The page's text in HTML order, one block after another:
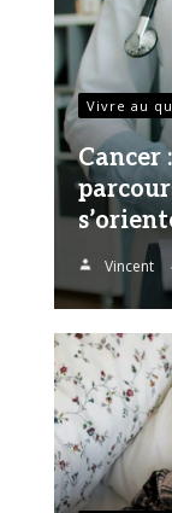
Vivre au
Cancer
Vincent